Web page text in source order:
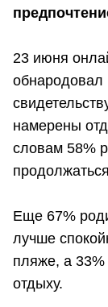
23 июня
обнародовал
намерены
словам 58%
Еще 67%
лучше
пляже, а 33%
отдыху.